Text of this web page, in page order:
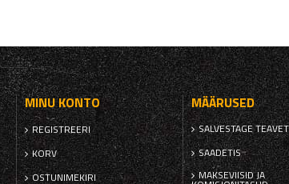
MINU KONTO
REGISTREERI
KORV
OSTUNIMEKIRI
MÄÄRUSED
SALVESTAGE TEAVET
SAADETIS
MAKSEVIISID JA